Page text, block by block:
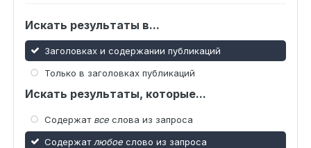
Искать результаты в...
Заголовках и содержании публикаций
Только в заголовках публикаций
Искать результаты, которые...
Содержат все слова из запроса
Содержат любое слово из запроса